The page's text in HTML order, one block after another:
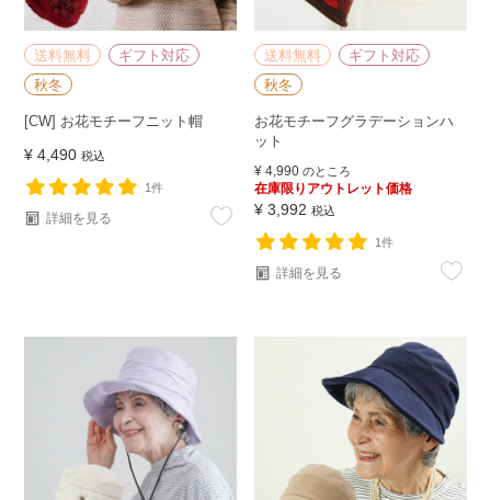
送料無料
ギフト対応
秋冬
[CW] お花モチーフニット帽
¥ 4,490 税込
1件
詳細を見る
送料無料
ギフト対応
秋冬
お花モチーフグラデーションハ
ット
¥ 4,990 のところ
在庫限りアウトレット価格
¥ 3,992 税込
1件
詳細を見る